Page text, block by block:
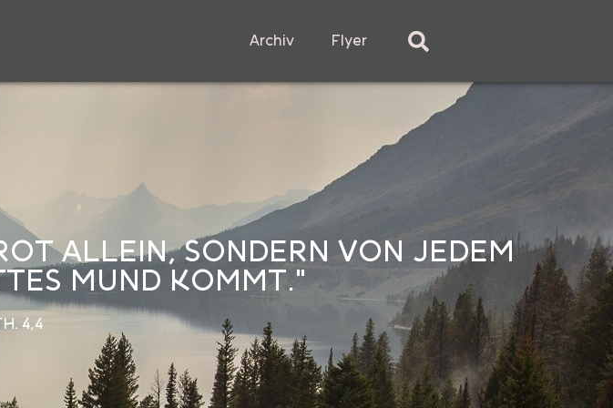
Archiv Flyer
ALLEIN, SONDERN VON JEDEM
MUND KOMMT."
4,4